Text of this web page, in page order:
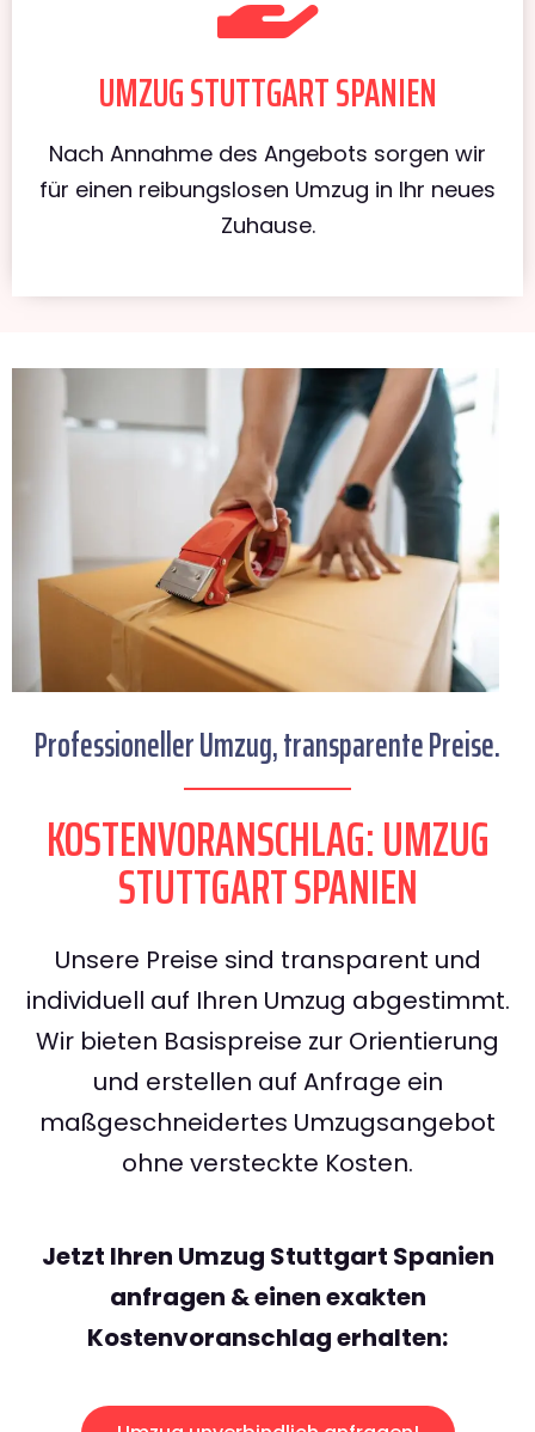
UMZUG STUTTGART SPANIEN
Nach Annahme des Angebots sorgen wir
für einen reibungslosen Umzug in Ihr neues
Zuhause.
Professioneller Umzug, transparente Preise.
KOSTENVORANSCHLAG: UMZUG
STUTTGART SPANIEN
Unsere Preise sind transparent und
individuell auf Ihren Umzug abgestimmt.
Wir bieten Basispreise zur Orientierung
und erstellen auf Anfrage ein
maßgeschneidertes Umzugsangebot
ohne versteckte Kosten.
Jetzt Ihren Umzug Stuttgart Spanien
anfragen & einen exakten
Kostenvoranschlag erhalten: